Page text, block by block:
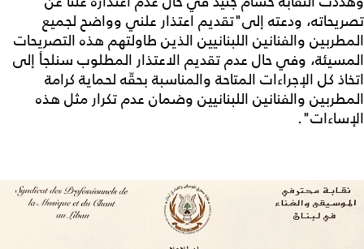
تصريحاته، ودعته إلى"تقديم اعتذار علني وواضح لجميع
المطربين والفنانين اللبنانيين الذين طاولتهم هذه التصريحات
المسيئة، وفي حال عدم تقديم الاعتذار المطلوب سنلجأ إلى
اتخاذ كل الإجراءات المتاحة والمناسبة بحقّه لحماية كرامة
المطربين والفنانين اللبنانيين وضمان عدم تكرار مثل هذه
الإساءات".